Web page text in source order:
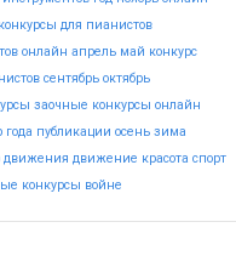
конкурсы для пианистов
онлайн апрель май конкурс
сентябрь октябрь
заочные конкурсы онлайн
года публикации осень зима
движения движение красота спорт
конкурсы войне